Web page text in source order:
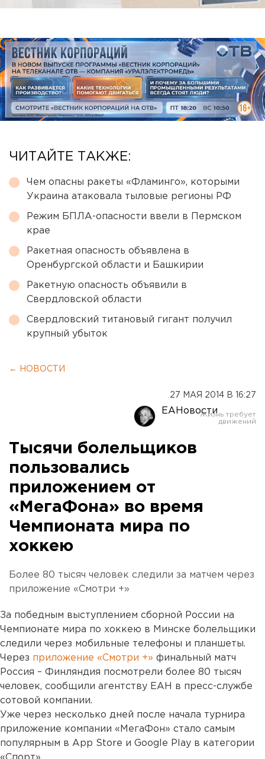
ЧИТАЙТЕ ТАКЖЕ:
Чем опасны ракеты «Фламинго», которыми
Украина атаковала тыловые регионы РФ
Режим БПЛА-опасности ввели в Пермском
крае
Ракетная опасность объявлена в
Оренбургской области и Башкирии
Ракетную опасность объявили в
Свердловской области
Свердловский титановый гигант получил
крупный убыток
← НОВОСТИ
27 МАЯ 2014 В 16:27
ЕАНовости
Тысячи болельщиков
пользовались
приложением от
«МегаФона» во время
Чемпионата мира по
хоккею
Более 80 тысяч человек следили за матчем через
приложение «Смотри +»
За победным выступлением сборной России на
Чемпионате мира по хоккею в Минске болельщики
следили через мобильные телефоны и планшеты.
Через приложение «Смотри +» финальный матч
Россия – Финляндия посмотрели более 80 тысяч
человек, сообщили агентству ЕАН в пресс-службе
сотовой компании.
Уже через несколько дней после начала турнира
приложение компании «МегаФон» стало самым
популярным в App Store и Google Play в категории